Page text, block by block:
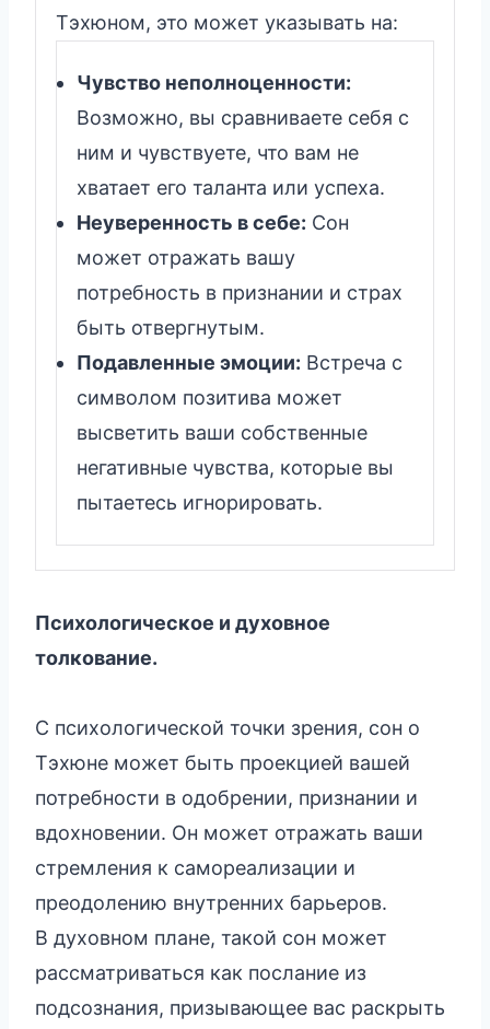
Тэхюном, это может указывать на:
Чувство неполноценности:
Возможно, вы сравниваете себя с
ним и чувствуете, что вам не
хватает его таланта или успеха.
Неуверенность в себе: Сон
может отражать вашу
потребность в признании и страх
быть отвергнутым.
Подавленные эмоции: Встреча с
символом позитива может
высветить ваши собственные
негативные чувства, которые вы
пытаетесь игнорировать.
Психологическое и духовное
толкование.
С психологической точки зрения, сон о
Тэхюне может быть проекцией вашей
потребности в одобрении, признании и
вдохновении. Он может отражать ваши
стремления к самореализации и
преодолению внутренних барьеров.
В духовном плане, такой сон может
рассматриваться как послание из
подсознания, призывающее вас раскрыть